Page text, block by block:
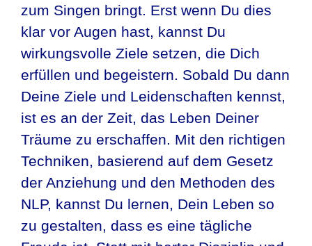
zum Singen bringt. Erst wenn Du dies
klar vor Augen hast, kannst Du
wirkungsvolle Ziele setzen, die Dich
erfüllen und begeistern. Sobald Du dann
Deine Ziele und Leidenschaften kennst,
ist es an der Zeit, das Leben Deiner
Träume zu erschaffen. Mit den richtigen
Techniken, basierend auf dem Gesetz
der Anziehung und den Methoden des
NLP, kannst Du lernen, Dein Leben so
zu gestalten, dass es eine tägliche